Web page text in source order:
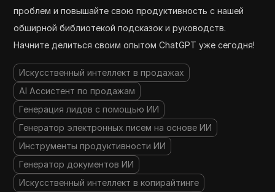
проблем и повышайте свою продуктивность с нашей
обширной библиотекой подсказок и руководств.
Начните делиться своим опытом ChatGPT уже сегодня!
Искусственный интеллект в продажах
AI Ассистент по продажам
Генерация лидов с помощью ИИ
Генератор электронных писем на основе ИИ
Инструменты продуктивности ИИ
Генератор документов ИИ
Искусственный интеллект в копирайтинге